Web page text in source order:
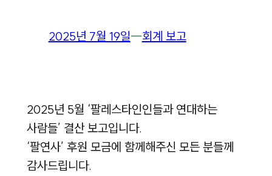
2025년 7월 19일―회계 보고
2025년 5월 ‘팔레스타인인들과 연대하는
사람들’ 결산 보고입니다.
‘팔연사’ 후원 모금에 함께해주신 모든 분들께
감사드립니다.